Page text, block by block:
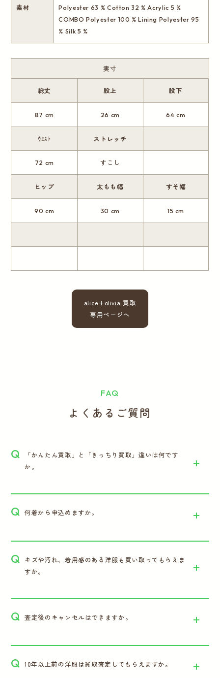
素材
Polyester 63 % Cotton 32 % Acrylic 5 %
COMBO Polyester 100 % Lining Polyester 95
% Silk 5 %
実寸
総丈
87 cm
股上
26 cm
股下
64 cm
ｳｴｽﾄ
72 cm
ストレッチ
すこし
ヒップ
90 cm
太もも幅
30 cm
すそ幅
15 cm
alice+olivia 買取
専用ページへ
FAQ
よくあるご質問
Q
「かんたん買取」と「きっちり買取」違いは何です
か。
Q 何着から申込めますか。
Q キズや汚れ、着用感のある洋服も買い取ってもらえま
すか。
Q 査定後のキャンセルはできますか。
Q 10年以上前の洋服は買取査定してもらえますか。